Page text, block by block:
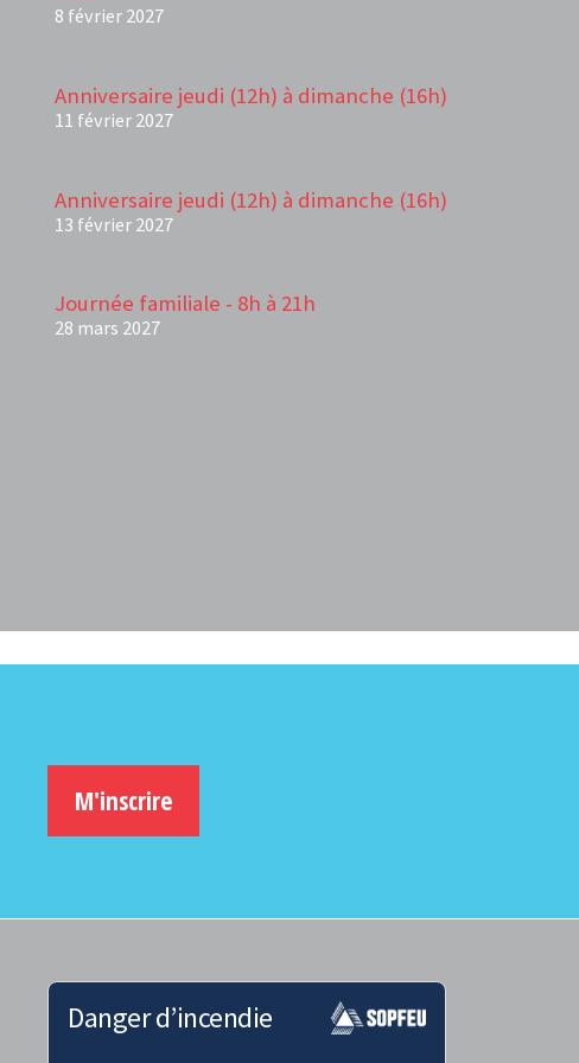
8 février 2027
Anniversaire jeudi (12h) à dimanche (16h)
11 février 2027
Anniversaire jeudi (12h) à dimanche (16h)
13 février 2027
Journée familiale - 8h à 21h
28 mars 2027
M'inscrire
Danger d’incendie